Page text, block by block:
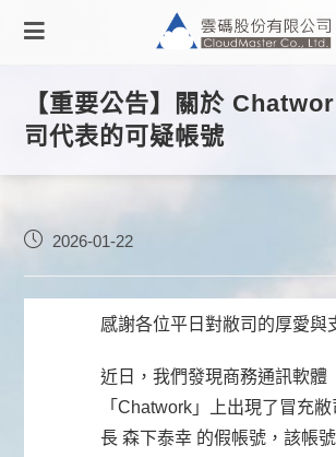
【重要公告】關於
司代表的可疑帳號
2026-01-22
感謝各位平日對敝司的厚愛與
近日，我們發現商務通訊軟體
「Chatwork」上出現了冒充
長 森下泰幸 的假帳號，該帳